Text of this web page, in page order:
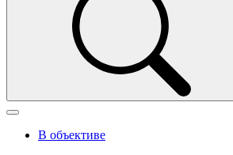
В объективе